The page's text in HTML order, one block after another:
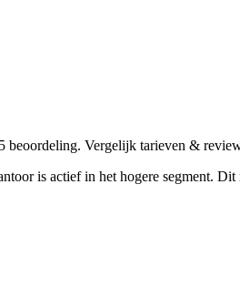
Vergelijk tarieven &
is actief in het hogere segment. Dit